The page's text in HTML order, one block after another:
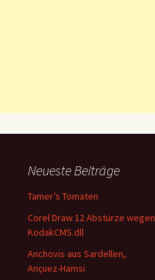
Neueste Beiträge
Tamer’s Tomaten
Corel Draw 12 Abstürze wegen
KodakCMS.dll
Anchovis aus Sardellen,
Ançuez-Hamsi